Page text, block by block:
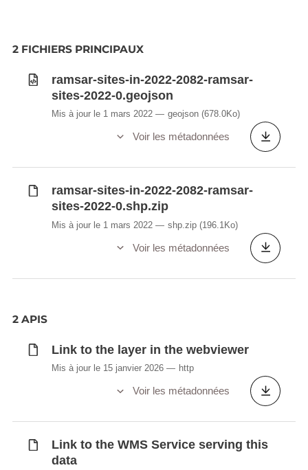
2 FICHIERS PRINCIPAUX
ramsar-sites-in-2022-2082-ramsar-
sites-2022-0.geojson
Mis à jour le 1 mars 2022 geojson (678.0Ko)
Voir les métadonnées
ramsar-sites-in-2022-2082-ramsar-
sites-2022-0.shp.zip
Mis à jour le 1 mars 2022 shp.zip (196.1Ko)
Voir les métadonnées
2 APIS
Link to the layer in the webviewer
Mis à jour le 15 janvier 2026 http
Voir les métadonnées
Link to the WMS Service serving this
data